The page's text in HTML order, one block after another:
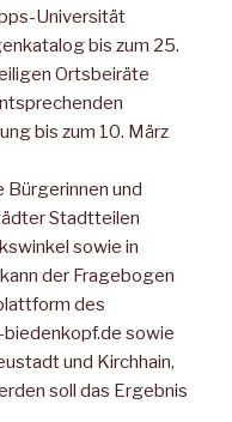
Universität
bis zum 25.
Ortsbeiräte
bis zum 10. März
Bürgerinnen und
Stadtteilen
sowie in
der Fragebogen
des
sowie
und Kirchhain,
soll das Ergebnis